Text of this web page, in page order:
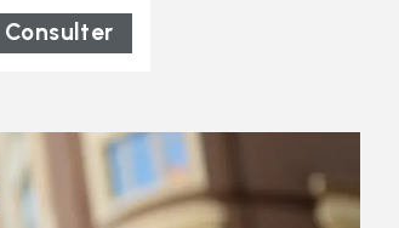
Consulter